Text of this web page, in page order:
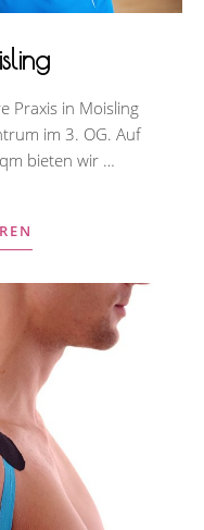
Praxis in Moisling
im 3. OG. Auf
bieten wir …